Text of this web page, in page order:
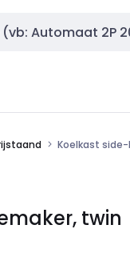
Koelkast side-
twin